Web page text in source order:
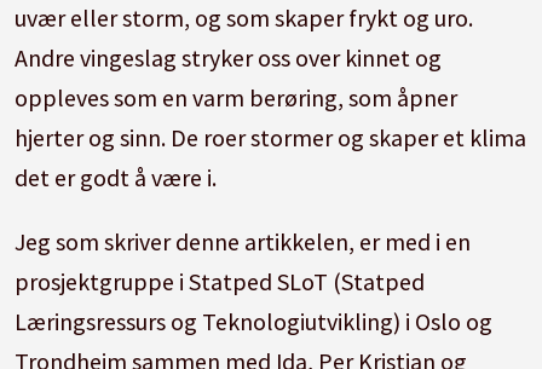
uvær eller storm, og som skaper frykt og uro.
Andre vingeslag stryker oss over kinnet og
oppleves som en varm berøring, som åpner
hjerter og sinn. De roer stormer og skaper et klima
det er godt å være i.
Jeg som skriver denne artikkelen, er med i en
prosjektgruppe i Statped SLoT (Statped
Læringsressurs og Teknologiutvikling) i Oslo og
Trondheim sammen med Ida, Per Kristian og